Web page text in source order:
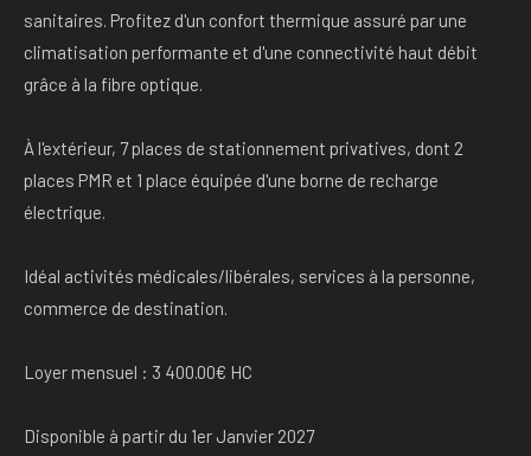
sanitaires. Profitez d'un confort thermique assuré par une
climatisation performante et d'une connectivité haut débit
grâce à la fibre optique.
À l'extérieur, 7 places de stationnement privatives, dont 2
places PMR et 1 place équipée d'une borne de recharge
électrique.
Idéal activités médicales/libérales, services à la personne,
commerce de destination.
Loyer mensuel : 3 400.00€ HC
Disponible à partir du 1er Janvier 2027